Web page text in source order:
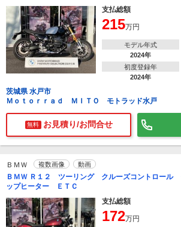
支払総額
215万円
モデル年式
2024年
初度登録年
2024年
茨城県 水戸市
Ｍｏｔｏｒｒａｄ ＭＩＴＯ モトラッド水戸
無料 お見積り/お問合せ
ＢＭＷ 複数画像 動画
ＢＭＷ Ｒ１２ ツーリング クルーズコントロール
ップヒーター ＥＴＣ
支払総額
172万円